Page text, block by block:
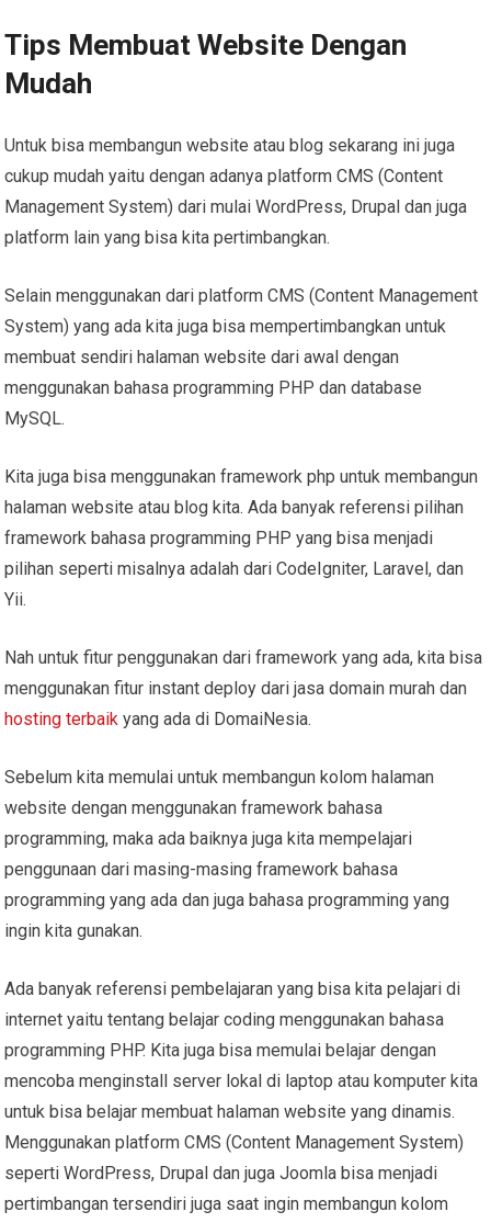
Tips Membuat Website Dengan
Mudah
Untuk bisa membangun website atau blog sekarang ini juga
cukup mudah yaitu dengan adanya platform CMS (Content
Management System) dari mulai WordPress, Drupal dan juga
platform lain yang bisa kita pertimbangkan.
Selain menggunakan dari platform CMS (Content Management
System) yang ada kita juga bisa mempertimbangkan untuk
membuat sendiri halaman website dari awal dengan
menggunakan bahasa programming PHP dan database
MySQL.
Kita juga bisa menggunakan framework php untuk membangun
halaman website atau blog kita. Ada banyak referensi pilihan
framework bahasa programming PHP yang bisa menjadi
pilihan seperti misalnya adalah dari CodeIgniter, Laravel, dan
Yii.
Nah untuk fitur penggunakan dari framework yang ada, kita bisa
menggunakan fitur instant deploy dari jasa domain murah dan
hosting terbaik yang ada di DomaiNesia.
Sebelum kita memulai untuk membangun kolom halaman
website dengan menggunakan framework bahasa
programming, maka ada baiknya juga kita mempelajari
penggunaan dari masing-masing framework bahasa
programming yang ada dan juga bahasa programming yang
ingin kita gunakan.
Ada banyak referensi pembelajaran yang bisa kita pelajari di
internet yaitu tentang belajar coding menggunakan bahasa
programming PHP. Kita juga bisa memulai belajar dengan
mencoba menginstall server lokal di laptop atau komputer kita
untuk bisa belajar membuat halaman website yang dinamis.
Menggunakan platform CMS (Content Management System)
seperti WordPress, Drupal dan juga Joomla bisa menjadi
pertimbangan tersendiri juga saat ingin membangun kolom